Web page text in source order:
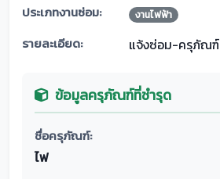
ประเภทงานซ่อม: งานไฟฟ้า
รายละเอียด: แจ้งซ่อม-ครุภัณฑ์
ข้อมูลครุภัณฑ์ที่ชำรุด
ชื่อครุภัณฑ์:
ไฟ